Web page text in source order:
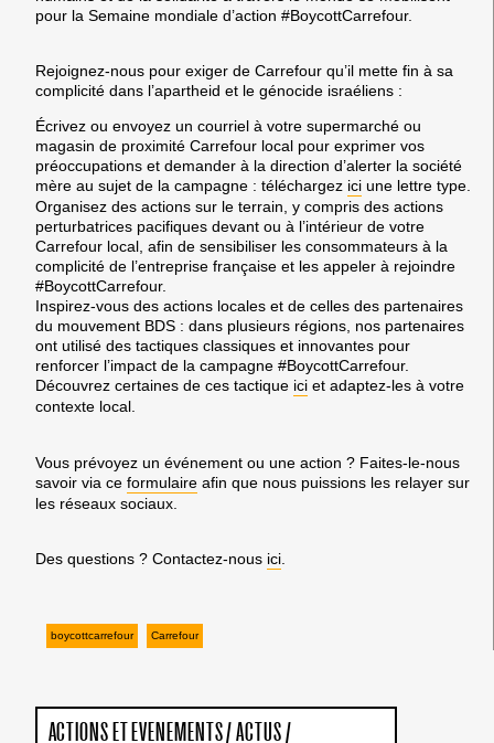
pour la Semaine mondiale d’action #BoycottCarrefour.
Rejoignez-nous pour exiger de Carrefour qu’il mette fin à sa
complicité dans l’apartheid et le génocide israéliens :
Écrivez ou envoyez un courriel à votre supermarché ou
magasin de proximité Carrefour local pour exprimer vos
préoccupations et demander à la direction d’alerter la société
mère au sujet de la campagne : téléchargez ici une lettre type.
Organisez des actions sur le terrain, y compris des actions
perturbatrices pacifiques devant ou à l’intérieur de votre
Carrefour local, afin de sensibiliser les consommateurs à la
complicité de l’entreprise française et les appeler à rejoindre
#BoycottCarrefour.
Inspirez-vous des actions locales et de celles des partenaires
du mouvement BDS : dans plusieurs régions, nos partenaires
ont utilisé des tactiques classiques et innovantes pour
renforcer l’impact de la campagne #BoycottCarrefour.
Découvrez certaines de ces tactique ici et adaptez-les à votre
contexte local.
Vous prévoyez un événement ou une action ? Faites-le-nous
savoir via ce formulaire afin que nous puissions les relayer sur
les réseaux sociaux.
Des questions ? Contactez-nous ici
boycottcarrefour Carrefour
ACTIONS ET EVENEMENTS/ACTUS/